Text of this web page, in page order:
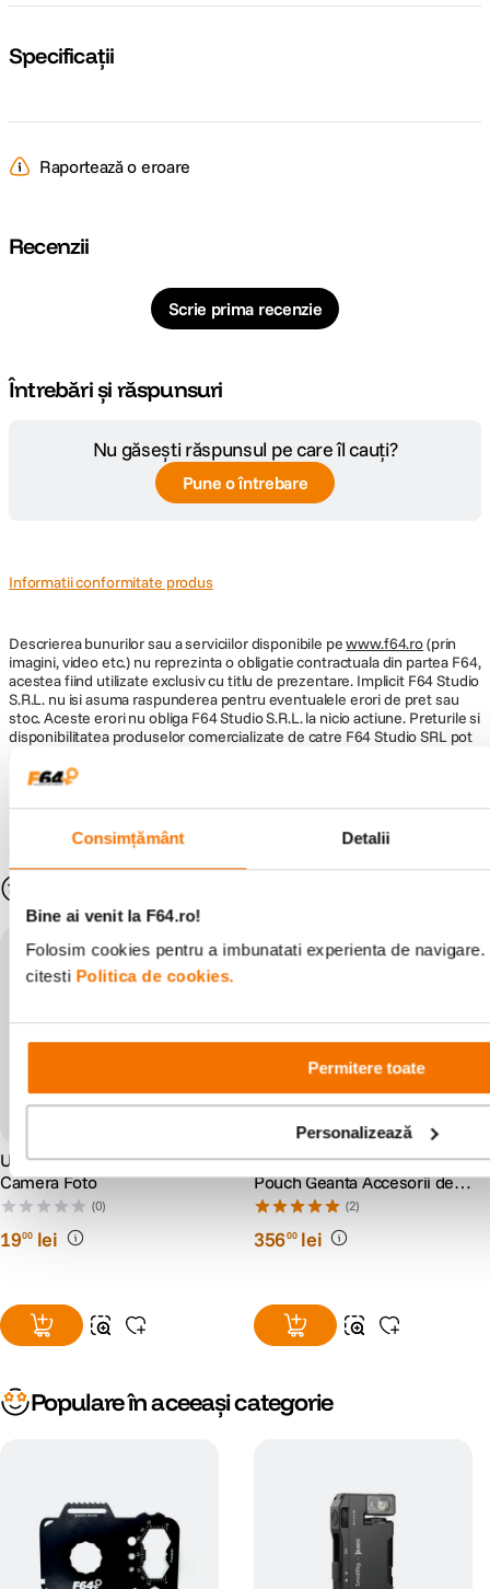
Consimțământ Detalii
Bine ai venit la F64.ro!
Folosim cookies pentru a imbunatati experienta de
citesti Politica de cookies.
Permitere toate
Personalizează
Specificații
Raportează o eroare
Recenzii
Scrie prima recenzie
Întrebări și răspunsuri
Nu găsești răspunsul pe care îl cauți?
Pune o întrebare
Informatii conformitate produs
Descrierea bunurilor sau a serviciilor disponibile pewww.f64.ro(prin
imagini, video etc.) nu reprezinta o obligatie contractuala din partea F64,
acestea fiind utilizate exclusiv cu titlu de prezentare. Implicit F64 Studio
S.R.L. nu isi asuma raspunderea pentru eventualele erori de pret sau
stoc. Aceste erori nu obliga F64 Studio S.R.L. la nicio actiune. Preturile si
disponibilitatea produselor comercializate de catre F64 Studio SRL pot
suferi modificari ulterioare, acest lucru fiind influentat de factori externi
precum politica de preturi a distribuitorilor sau disponibilitatea
produselor pe stocul acestora. De asemenea, F64 Studio S.R.L. isi
rezerva dreptul de a corecta eventuale omisiuni sau erori in afisare care
pot surveni in urma unor greseli de dactilografiere, lipsa de acuratete
sau erori ale produselor software, fara a anunta in prealabil.
Unealta Universala Tip
Camera Foto
(0)
1900 lei
Peak Design Travel Wash
Pouch Geanta Accesorii de
Calatorie Negru
(2)
35600 lei
Populare în aceeași categorie